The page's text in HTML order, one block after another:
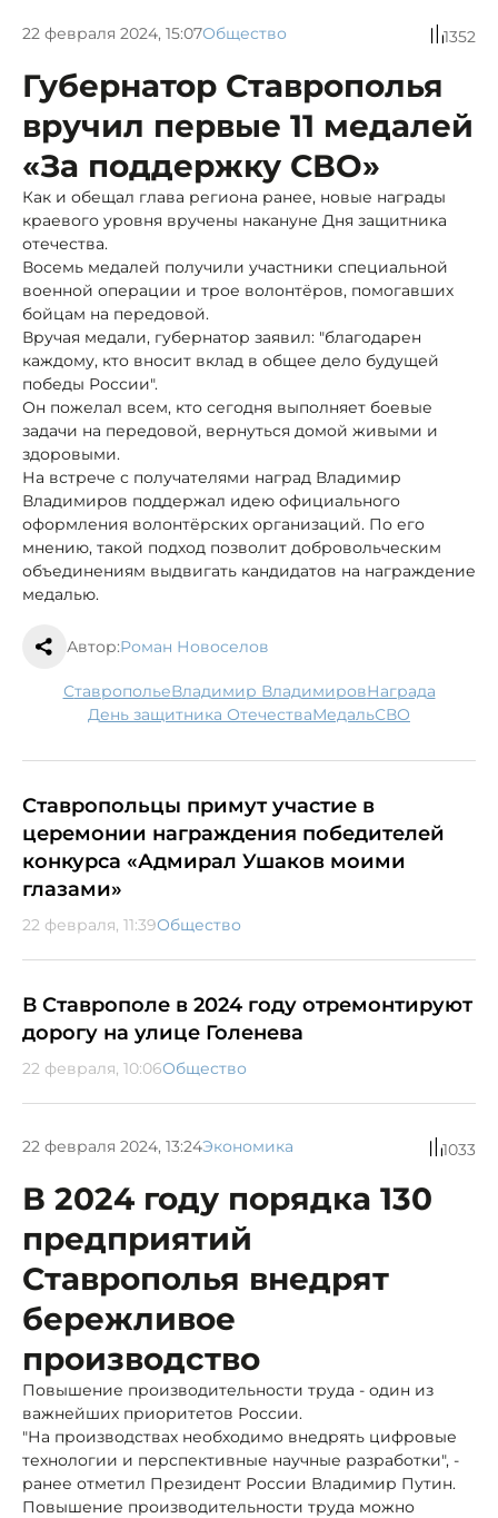
22 февраля 2024, 15:07Общество 1352
Губернатор Ставрополья
вручил первые 11 медалей
«За поддержку СВО»
Как и обещал глава региона ранее, новые награды
краевого уровня вручены накануне Дня защитника
отечества.
Восемь медалей получили участники специальной
военной операции и трое волонтёров, помогавших
бойцам на передовой.
Вручая медали, губернатор заявил: "благодарен
каждому, кто вносит вклад в общее дело будущей
победы России".
Он пожелал всем, кто сегодня выполняет боевые
задачи на передовой, вернуться домой живыми и
здоровыми.
На встрече с получателями наград Владимир
Владимиров поддержал идею официального
оформления волонтёрских организаций. По его
мнению, такой подход позволит добровольческим
объединениям выдвигать кандидатов на награждение
медалью.
Автор:Роман Новоселов
Ставрополье Владимир Владимиров
награда
День защитника Отечества
медаль СВО
Ставропольцы примут участие в
церемонии награждения победителей
конкурса «Адмирал Ушаков моими
глазами»
22 февраля, 11:39Общество
В Ставрополе в 2024 году отремонтируют
дорогу на улице Голенева
22 февраля, 10:06Общество
22 февраля 2024, 13:24Экономика 1033
В 2024 году порядка 130
предприятий
Ставрополья внедрят
бережливое
производство
Повышение производительности труда - один из
важнейших приоритетов России.
"На производствах необходимо внедрять цифровые
технологии и перспективные научные разработки", -
ранее отметил Президент России Владимир Путин.
Повышение производительности труда можно